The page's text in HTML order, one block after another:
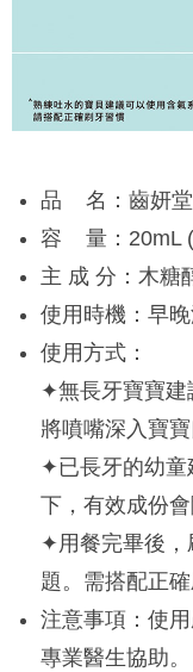
品 名：齒妍堂
容 量：20mL (
主 成 分：木糖
使用時機：早
使用方式：
✦無長牙寶寶建
將噴嘴深入寶寶
✦已長牙的幼童
下，有效成份
✦用餐完畢後，
題。需搭配正
注意事項：使
專業醫生協助。